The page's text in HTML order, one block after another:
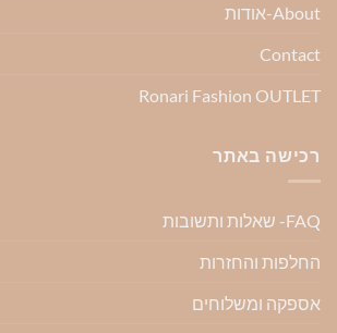
About-אודות
Contact
Ronari Fashion OUTLET
רכישה באתר
FAQ- שאלות ותשובות
החלפות והחזרות
אספקה ומשלוחים